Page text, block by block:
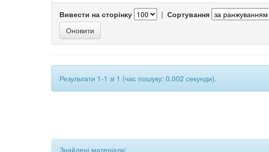
Вивести на сторінку | Сортування
Результати 1-1 зі 1 (час пошуку: 0.002 секунди).
Знайдені матеріали: